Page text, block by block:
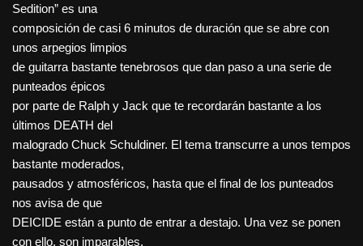
Sedition” es una
composición de casi 6 minutos de duración que se abre con
unos arpegios limpios
de guitarra bastante tenebrosos que dan paso a una serie de
punteados épicos
por parte de Ralph y Jack que te recordarán bastante a los
últimos DEATH del
malogrado Chuck Schuldiner. El tema transcurre a unos tempos
bastante moderados,
pausados y atmosféricos, hasta que el final de los punteados
nos avisa de que
DEICIDE están a punto de entrar a destajo. Una vez se ponen
con ello, son imparables,